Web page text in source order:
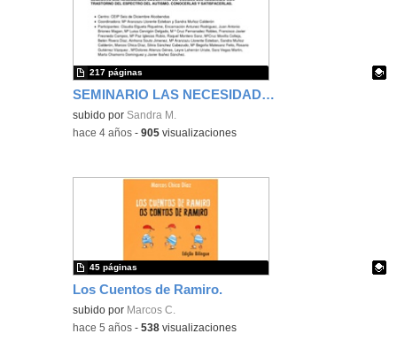
SEMINARIO LAS NECESIDADES EDUCATIVAS ESPECIALES DEL ALUMNADO CON TRASTORNO DEL ESPECTRO DEL AUTISMO. CONOCERLAS Y SATISFACERLAS.
Contenido educativo.
subido por Sandra M.
217 páginas
-hace 4 años -905 visualizaciones
Los Cuentos de Ramiro.
Contenido educativo.
subido por Marcos C.
45 páginas
-hace 5 años -538 visualizaciones